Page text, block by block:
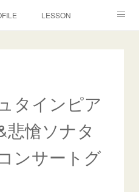
LESSON
タインピア
悲愴ソナタ
ンサートグ